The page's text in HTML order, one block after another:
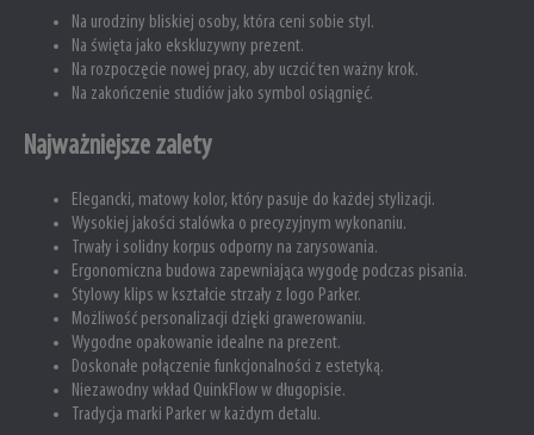
Na urodziny bliskiej osoby, która ceni sobie styl.
Na święta jako ekskluzywny prezent.
Na rozpoczęcie nowej pracy, aby uczcić ten ważny krok.
Na zakończenie studiów jako symbol osiągnięć.
Najważniejsze zalety
Elegancki, matowy kolor, który pasuje do każdej stylizacji.
Wysokiej jakości stalówka o precyzyjnym wykonaniu.
Trwały i solidny korpus odporny na zarysowania.
Ergonomiczna budowa zapewniająca wygodę podczas pisania.
Stylowy klips w kształcie strzały z logo Parker.
Możliwość personalizacji dzięki grawerowaniu.
Wygodne opakowanie idealne na prezent.
Doskonałe połączenie funkcjonalności z estetyką.
Niezawodny wkład QuinkFlow w długopisie.
Tradycja marki Parker w każdym detalu.